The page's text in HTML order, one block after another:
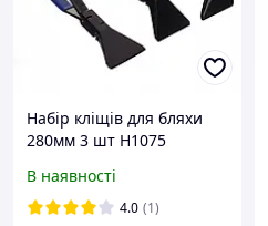
Набір кліщів для бляхи
280мм 3 шт H1075
В наявності
4.0 (1)